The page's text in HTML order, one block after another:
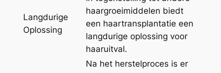
Langdurige
Oplossing
haargroeimiddelen biedt
een haartransplantatie een
langdurige oplossing voor
haaruitval.
Na het herstelproces is er